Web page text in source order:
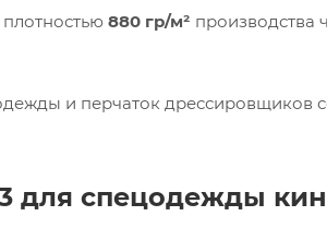
880 гр/м² производства
и перчаток дрессировщиков
для спецодежды